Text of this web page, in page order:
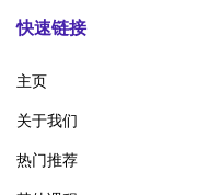
快速链接
主页
关于我们
热门推荐